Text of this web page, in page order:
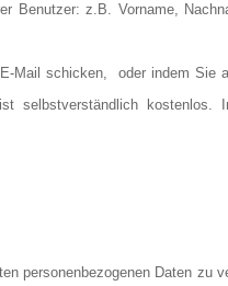
Benutzer: z.B. Vorname,
Mail schicken, oder indem Sie
selbstverständlich kostenlos.
personenbezogenen Daten zu